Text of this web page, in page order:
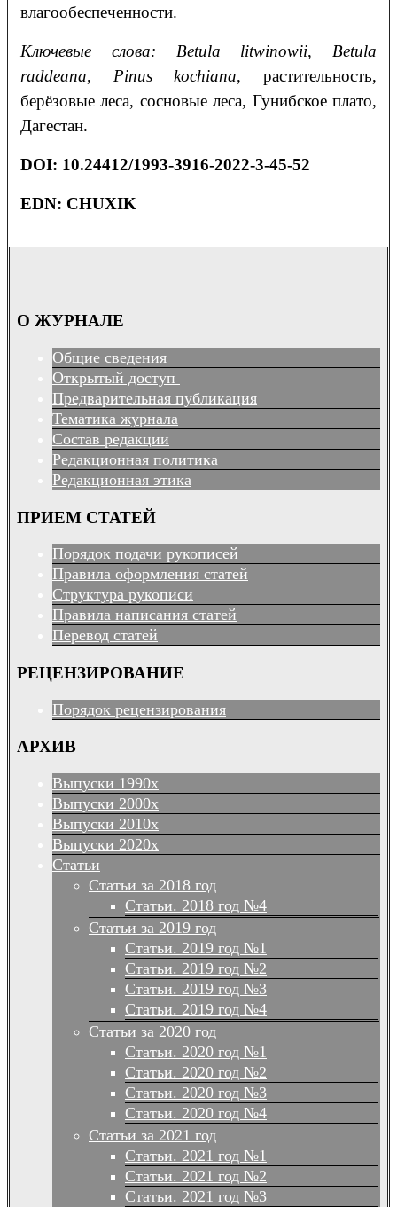
влагообеспеченности.
Ключевые слова: Betula litwinowii,Betula
raddeana, Pinuskochiana, растительность,
берёзовые леса, сосновые леса, Гунибское плато,
Дагестан.
DOI: 10.24412/1993-3916-2022-3-45-52
EDN: CHUXIK
О ЖУРНАЛЕ
Общие сведения
Открытый доступ
Предварительная публикация
Тематика журнала
Состав редакции
Редакционная политика
Редакционная этика
ПРИЕМ СТАТЕЙ
Порядок подачи рукописей
Правила оформления статей
Структура рукописи
Правила написания статей
Перевод статей
РЕЦЕНЗИРОВАНИЕ
Порядок рецензирования
АРХИВ
Выпуски 1990х
Выпуски 2000х
Выпуски 2010х
Выпуски 2020х
Статьи
Статьи за 2018 год
Статьи. 2018 год №4
Статьи за 2019 год
Статьи. 2019 год №1
Статьи. 2019 год №2
Статьи. 2019 год №3
Статьи. 2019 год №4
Статьи за 2020 год
Статьи. 2020 год №1
Статьи. 2020 год №2
Статьи. 2020 год №3
Статьи. 2020 год №4
Статьи за 2021 год
Статьи. 2021 год №1
Статьи. 2021 год №2
Статьи. 2021 год №3